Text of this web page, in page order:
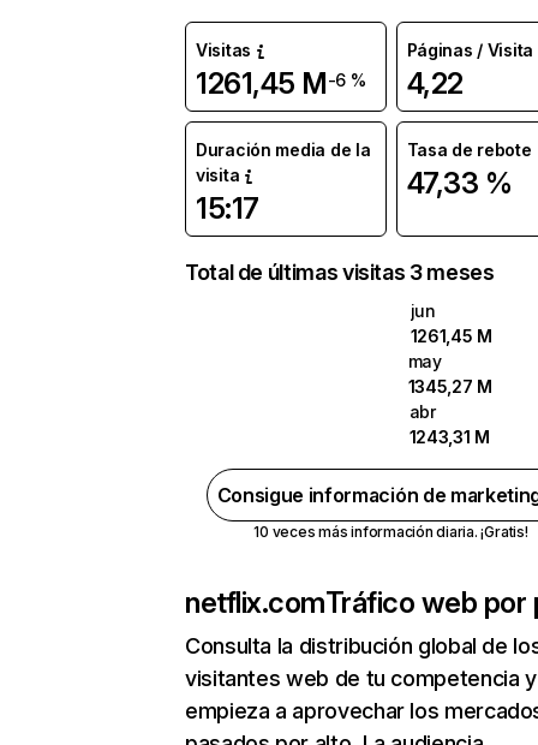
Visitas
1261,45 M-6 %
Páginas / Visita
4,22
Duración media de la
visita
15:17
Tasa de rebote
47,33 %
Total de últimas visitas 3 meses
jun
1261,45 M
may
1345,27 M
abr
1243,31 M
Consigue información de
10 veces más información diaria. ¡Gratis!
netflix.comTráfico web por
Consulta la distribución global de
visitantes web de tu competencia y
empieza a aprovechar los